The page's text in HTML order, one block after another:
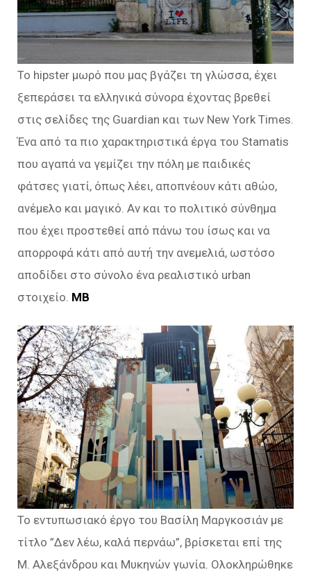
To hipster μωρό που μας βγάζει τη γλώσσα, έχει
ξεπεράσει τα ελληνικά σύνορα έχοντας βρεθεί
στις σελίδες της Guardian και των Νew Υοrk Times.
Ένα από τα πιο χαρακτηριστικά έργα του Stamatis
που αγαπά να γεμίζει την πόλη με παιδικές
φάτσες γιατί, όπως λέει, αποπνέουν κάτι αθώο,
ανέμελο και μαγικό. Αν και το πολιτικό σύνθημα
που έχει προστεθεί από πάνω του ίσως και να
απορροφά κάτι από αυτή την ανεμελιά, ωστόσο
αποδίδει στο σύνολο ένα ρεαλιστικό urban
στοιχείο. ΜΒ
Το εντυπωσιακό έργο του Βασίλη Μαργκοσιάν με
τίτλο ”Δεν λέω, καλά περνάω”, βρίσκεται επί της
Μ. Αλεξάνδρου και Μυκηνών γωνία. Ολοκληρώθηκε